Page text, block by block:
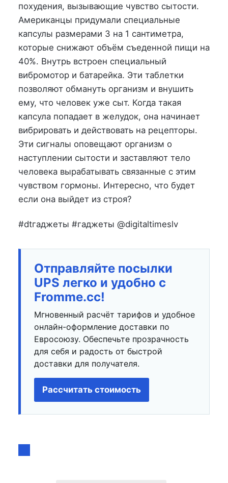
похудения, вызывающие чувство сытости.
Американцы придумали специальные
капсулы размерами 3 на 1 сантиметра,
которые снижают объём съеденной пищи на
40%. Внутрь встроен специальный
вибромотор и батарейка. Эти таблетки
позволяют обмануть организм и внушить
ему, что человек уже сыт. Когда такая
капсула попадает в желудок, она начинает
вибрировать и действовать на рецепторы.
Эти сигналы оповещают организм о
наступлении сытости и заставляют тело
человека вырабатывать связанные с этим
чувством гормоны. Интересно, что будет
если она выйдет из строя?
#dtгаджеты #гаджеты @digitaltimeslv
Отправляйте посылки
UPS легко и удобно с
Fromme.cc!
Мгновенный расчёт тарифов и удобное
онлайн-оформление доставки по
Евросоюзу. Обеспечьте прозрачность
для себя и радость от быстрой
доставки для получателя.
Рассчитать стоимость